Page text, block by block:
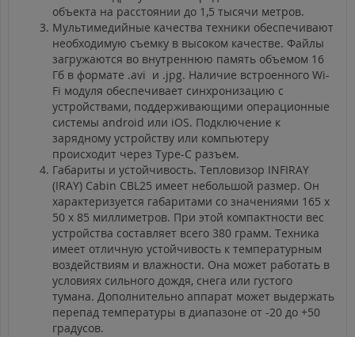
объекта на расстоянии до 1,5 тысячи метров.
Мультимедийные качества техники обеспечивают
необходимую съемку в высоком качестве. Файлы
загружаются во внутреннюю память объемом 16
Гб в формате .avi и .jpg. Наличие встроенного Wi-
Fi модуля обеспечивает синхронизацию с
устройствами, поддерживающими операционные
системы android или iOS. Подключение к
зарядному устройству или компьютеру
происходит через Type-C разъем.
Габариты и устойчивость. Тепловизор INFIRAY
(IRAY) Cabin CBL25 имеет небольшой размер. Он
характеризуется габаритами со значениями 165 х
50 х 85 миллиметров. При этой компактности вес
устройства составляет всего 380 грамм. Техника
имеет отличную устойчивость к температурным
воздействиям и влажности. Она может работать в
условиях сильного дождя, снега или густого
тумана. Дополнительно аппарат может выдержать
перепад температуры в диапазоне от -20 до +50
градусов.